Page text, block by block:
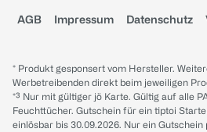
AGB Impressum Datenschutz
* Produkt gesponsert vom Hersteller.
Werbetreibenden direkt beim jeweiligen
*³ Nur mit gültiger jö Karte. Gültig auf alle
Feuchttücher. Gutschein für ein tiptoi
einlösbar bis 30.09.2026. Nur ein